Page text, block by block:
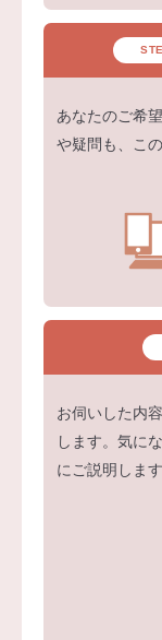
あなたのご希
や疑問も、こ
お伺いした内
します。気に
にご説明します